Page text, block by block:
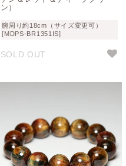
ン）
腕周り約18cm（サイズ変更可）
[MDPS-BR1351IS]
SOLD OUT